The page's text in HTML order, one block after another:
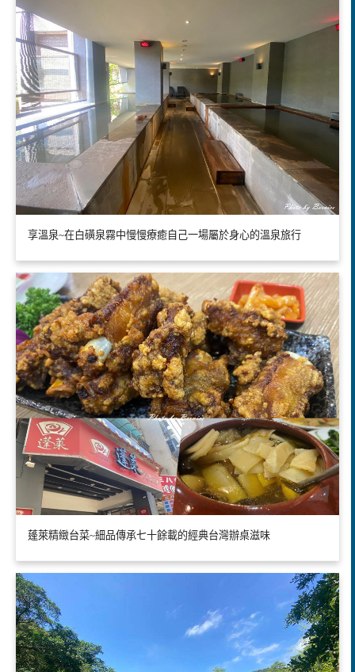
享溫泉~在白磺泉霧中慢慢療癒自己一場屬於身心的溫泉旅行
蓬萊精緻台菜~細品傳承七十餘載的經典台灣辦桌滋味